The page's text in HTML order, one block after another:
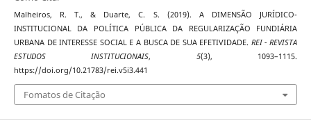
Malheiros, R. T., & Duarte, C. S. (2019). A DIMENSÃO JURÍDICO-
INSTITUCIONAL DA POLÍTICA PÚBLICA DA REGULARIZAÇÃO FUNDIÁRIA
URBANA DE INTERESSE SOCIAL E A BUSCA DE SUA EFETIVIDADE. REI - REVISTA
ESTUDOS INSTITUCIONAIS, 5(3), 1093–1115.
https://doi.org/10.21783/rei.v5i3.441
Fomatos de Citação